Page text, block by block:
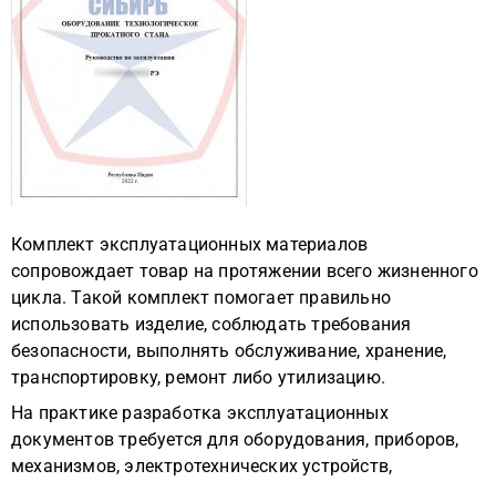
Комплект эксплуатационных материалов
сопровождает товар на протяжении всего жизненного
цикла. Такой комплект помогает правильно
использовать изделие, соблюдать требования
безопасности, выполнять обслуживание, хранение,
транспортировку, ремонт либо утилизацию.
На практике разработка эксплуатационных
документов требуется для оборудования, приборов,
механизмов, электротехнических устройств,